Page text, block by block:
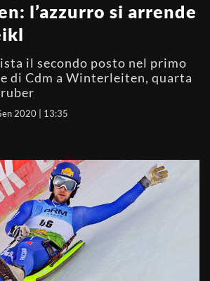
l’azzurro si arrende
il secondo posto nel primo
di Cdm a Winterleiten, quarta
2020 | 13:35